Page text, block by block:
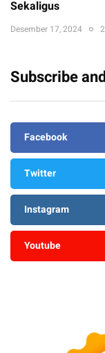
Sekaligus
Desember 17, 2024
Subscribe
Facebook
Twitter
Instagram
Youtube